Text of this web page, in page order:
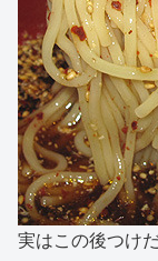
実はこの後つけ